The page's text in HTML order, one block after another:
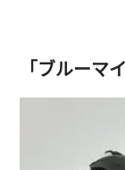
「ブルーマ